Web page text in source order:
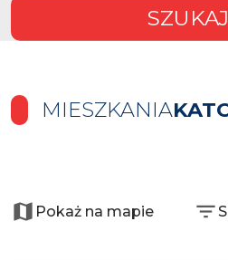
SZUKAJ
MIESZKANIA
−Pokaż na mapie